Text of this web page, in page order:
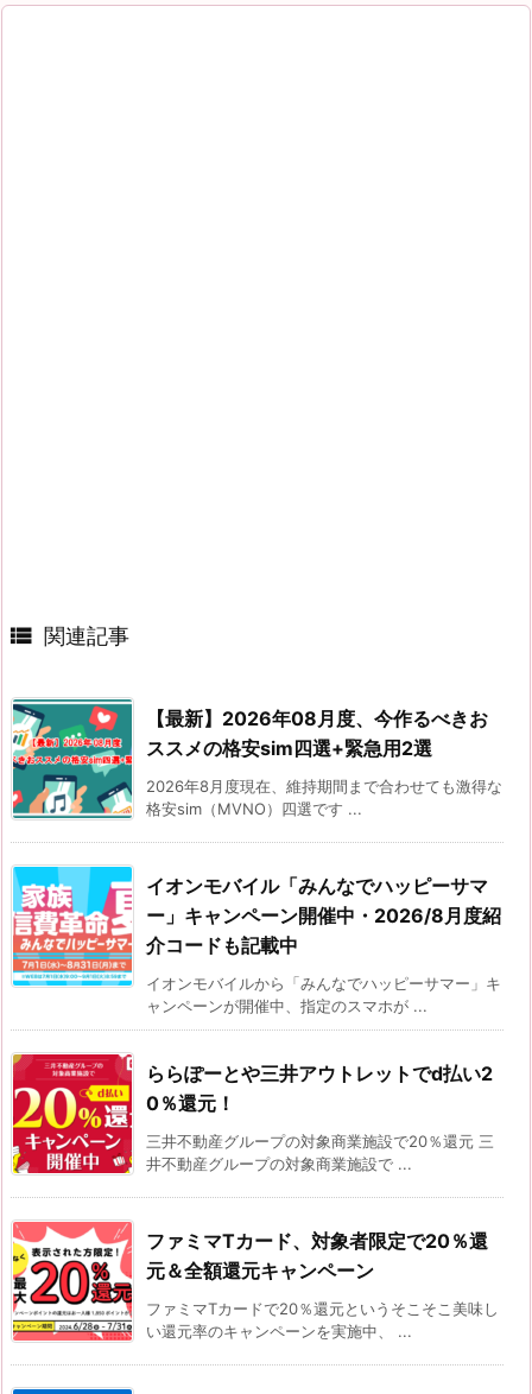
 関連記事
【最新】2026年08月度、今作るべきお
ススメの格安sim四選+緊急用2選
2026年8月度現在、維持期間まで合わせても激得な
格安sim（MVNO）四選です ...
イオンモバイル「みんなでハッピーサマ
ー」キャンペーン開催中・2026/8月度紹
介コードも記載中
イオンモバイルから「みんなでハッピーサマー」キ
ャンペーンが開催中、指定のスマホが ...
ららぽーとや三井アウトレットでd払い2
0％還元！
三井不動産グループの対象商業施設で20％還元 三
井不動産グループの対象商業施設で ...
ファミマTカード、対象者限定で20％還
元＆全額還元キャンペーン
ファミマTカードで20％還元というそこそこ美味し
い還元率のキャンペーンを実施中、 ...